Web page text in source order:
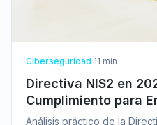
Ciberseguridad 11 min
Directiva NIS2 en
Cumplimiento para
e Importantes
Análisis práctico de la